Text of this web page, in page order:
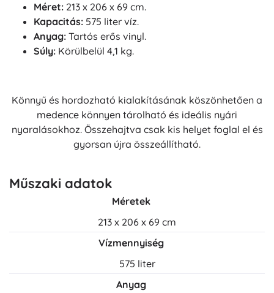
Méret: 213 x 206 x 69 cm.
Kapacitás: 575 liter víz.
Anyag: Tartós erős vinyl.
Súly: Körülbelül 4,1 kg.
Könnyű és hordozható kialakításának köszönhetően a
medence könnyen tárolható és ideális nyári
nyaralásokhoz. Összehajtva csak kis helyet foglal el és
gyorsan újra összeállítható.
Műszaki adatok
Méretek
213 x 206 x 69 cm
Vízmennyiség
575 liter
Anyag